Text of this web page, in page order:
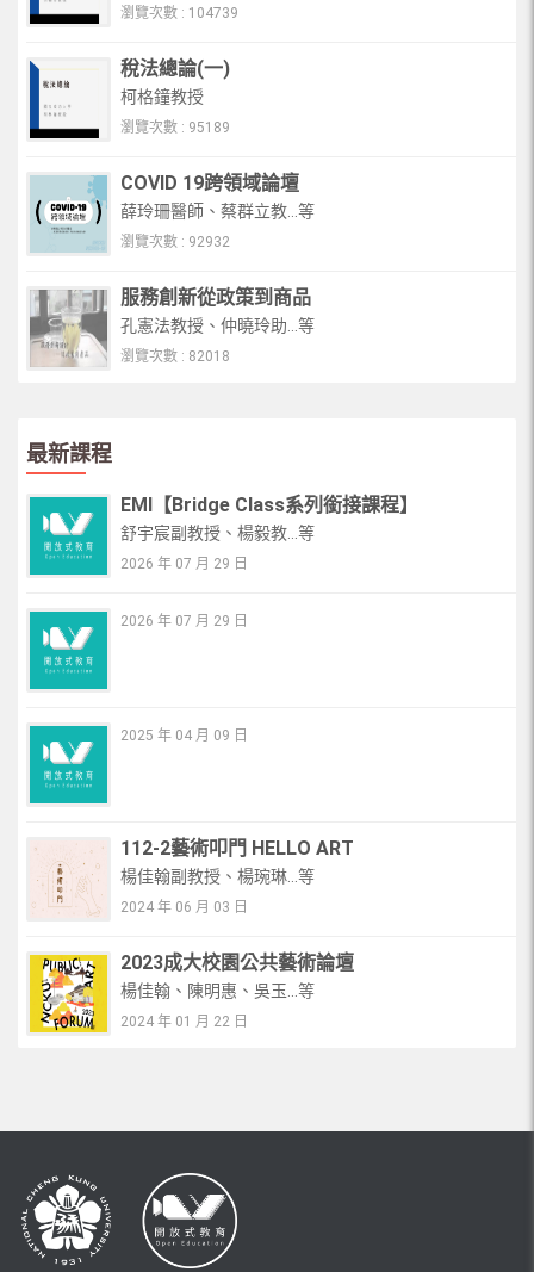
瀏覽次數 : 104739
稅法總論(一)
柯格鐘教授
瀏覽次數 : 95189
COVID 19跨領域論壇
薛玲珊醫師、蔡群立教...等
瀏覽次數 : 92932
服務創新從政策到商品
孔憲法教授、仲曉玲助...等
瀏覽次數 : 82018
最新課程
EMI【Bridge Class系列銜接課程】
舒宇宸副教授、楊毅教...等
2026 年 07 月 29 日
2026 年 07 月 29 日
2025 年 04 月 09 日
112-2藝術叩門 HELLO ART
楊佳翰副教授、楊琬琳...等
2024 年 06 月 03 日
2023成大校園公共藝術論壇
楊佳翰、陳明惠、吳玉...等
2024 年 01 月 22 日